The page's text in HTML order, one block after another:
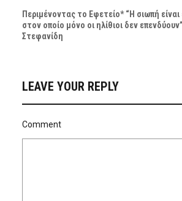
Περιμένοντας το Εφετείο* “Η σιωπή
στον οποίο μόνο οι ηλίθιοι δεν
Στεφανίδη
LEAVE YOUR REPLY
Comment